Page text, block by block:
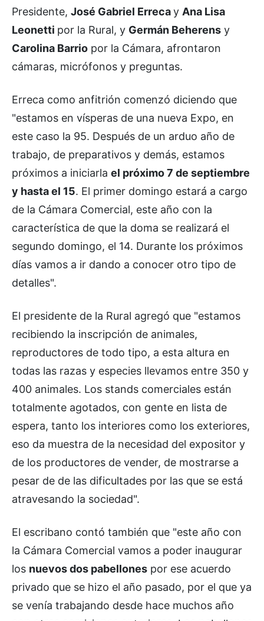
Presidente, José Gabriel Errecay Ana Lisa
Leonetti por la Rural, y Germán Beherens y
Carolina Barrio por la Cámara, afrontaron
cámaras, micrófonos y preguntas.
Erreca como anfitrión comenzó diciendo que
"estamos en vísperas de una nueva Expo, en
este caso la 95. Después de un arduo año de
trabajo, de preparativos y demás, estamos
próximos a iniciarla el próximo 7 de septiembre
y hasta el 15. El primer domingo estará a cargo
de la Cámara Comercial, este año con la
característica de que la doma se realizará el
segundo domingo, el 14. Durante los próximos
días vamos a ir dando a conocer otro tipo de
detalles".
El presidente de la Rural agregó que "estamos
recibiendo la inscripción de animales,
reproductores de todo tipo, a esta altura en
todas las razas y especies llevamos entre 350 y
400 animales. Los stands comerciales están
totalmente agotados, con gente en lista de
espera, tanto los interiores como los exteriores,
eso da muestra de la necesidad del expositor y
de los productores de vender, de mostrarse a
pesar de de las dificultades por las que se está
atravesando la sociedad".
El escribano contó también que "este año con
la Cámara Comercial vamos a poder inaugurar
los nuevos dos pabellones por ese acuerdo
privado que se hizo el año pasado, por el que ya
se venía trabajando desde hace muchos año